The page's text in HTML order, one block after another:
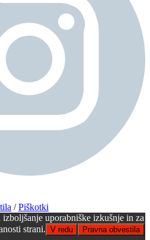
/Piškotki
uporabniške izkušnje in za
strani. V redu Pravna obvestila